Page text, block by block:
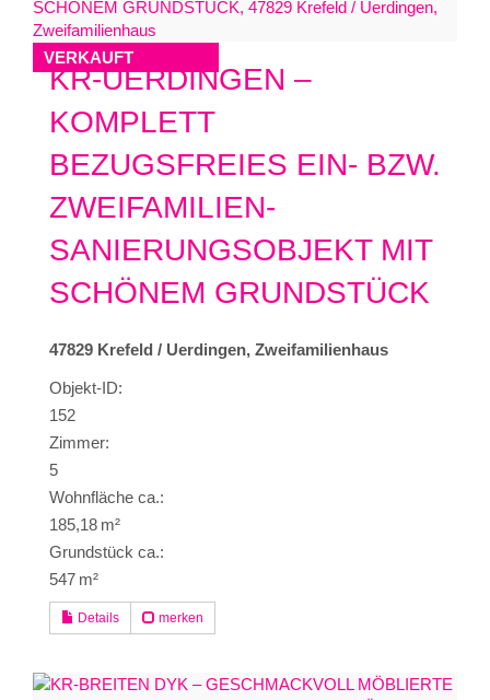
VERKAUFT
KR-UERDINGEN –
KOMPLETT
BEZUGSFREIES EIN- BZW.
ZWEIFAMILIEN-
SANIERUNGSOBJEKT MIT
SCHÖNEM GRUNDSTÜCK
47829 Krefeld / Uerdingen, Zweifamilienhaus
Objekt-ID:
152
Zimmer:
5
Wohnfläche ca.:
185,18 m²
Grund­stück ca.:
547 m²
Details merken